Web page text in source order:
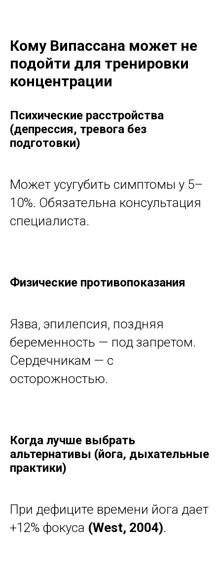
Кому Випассана может не
подойти для тренировки
концентрации
Психические расстройства
(депрессия, тревога без
подготовки)
Может усугубить симптомы у 5–
10%. Обязательна консультация
специалиста.
Физические противопоказания
Язва, эпилепсия, поздняя
беременность — под запретом.
Сердечникам — с
осторожностью.
Когда лучше выбрать
альтернативы (йога, дыхательные
практики)
При дефиците времени йога дает
+12% фокуса (West, 2004).